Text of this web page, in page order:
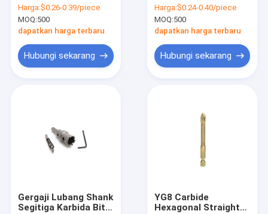
Tentang kami
12mm ISO9001
Harga:$0.26-0.39/piece
MOQ:500
dapatkan harga terbaru
Hubungi sekarang
Kaca
Harga:$0.24-0.40/piece
MOQ:500
dapatkan harga terbaru
Hubungi sekarang
Gergaji Lubang Shank
Segitiga Karbida Bit
YG8 Carbide
Hexagonal Straight